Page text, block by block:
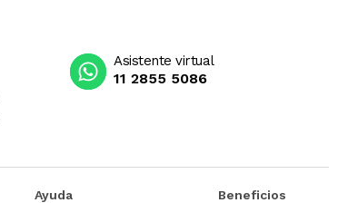
Asistente virtual
11 2855 5086
Ayuda
Beneficios